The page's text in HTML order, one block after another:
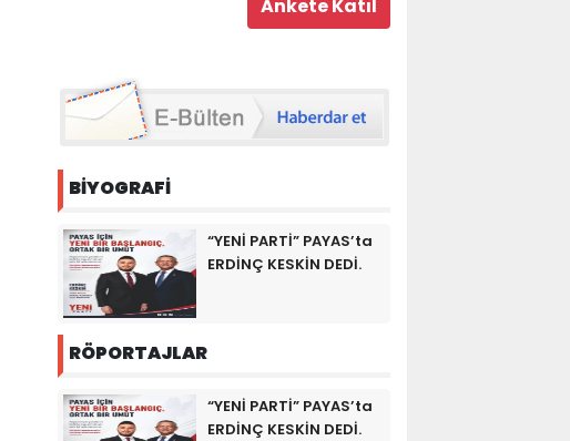
BİYOGRAFİ
“YENİ PARTİ” PAYAS’ta
ERDİNÇ KESKİN DEDİ.
RÖPORTAJLAR
“YENİ PARTİ” PAYAS’ta
ERDİNÇ KESKİN DEDİ.